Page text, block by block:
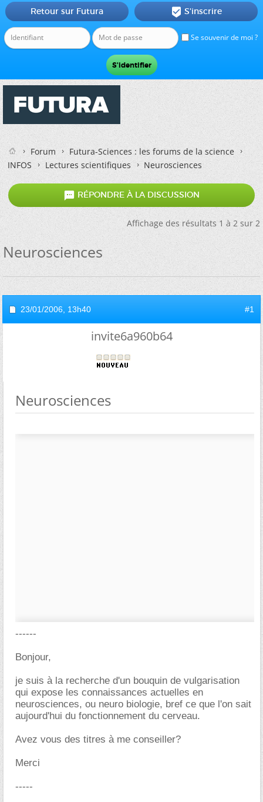
Se souvenir de moi ?
Retour sur Futura  S'inscrire
Forum
Futura-Sciences : les forums de la science
INFOS
Lectures scientifiques Neurosciences
 RÉPONDRE À LA DISCUSSION
Affichage des résultats 1 à 2 sur 2
Neurosciences
23/01/2006, 13h40 #1
invite6a960b64
Neurosciences
------
Bonjour,
je suis à la recherche d'un bouquin de vulgarisation
qui expose les connaissances actuelles en
neurosciences, ou neuro biologie, bref ce que l'on sait
aujourd'hui du fonctionnement du cerveau.
Avez vous des titres à me conseiller?
Merci
-----